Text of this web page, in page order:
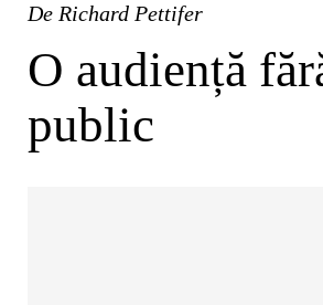
De Richard Pettifer
O audiență
public